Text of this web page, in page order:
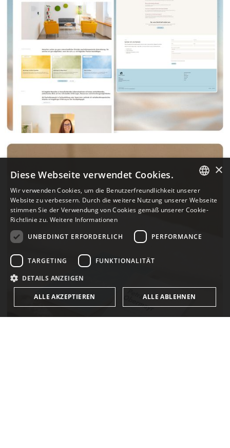
GERMAN
ENGLISH
×
Diese Webseite verwendet Cookies.
Wir verwenden Cookies, um die Benutzerfreundlichkeit unserer
Website zu verbessern. Durch die weitere Nutzung unserer Webseite
stimmen Sie der Verwendung von Cookies gemäß unserer Cookie-
Richtlinie zu. Weitere Informationen
UNBEDINGT ERFORDERLICH
PERFORMANCE
TARGETING FUNKTIONALITÄT
DETAILS ANZEIGEN
ALLE AKZEPTIEREN ALLE ABLEHNEN